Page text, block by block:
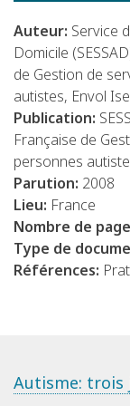
Auteur: Service
Domicile
de Gestion de
autistes, Envol
Publication:
Française de
personnes
Parution: 2008
Lieu: France
Nombre de
Type de
Références:
Autisme: trois